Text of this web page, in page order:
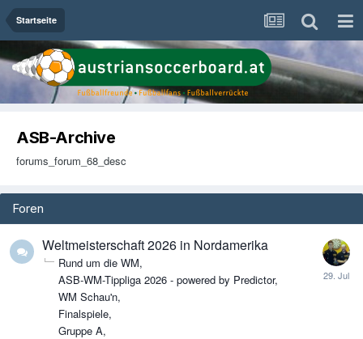
Startseite
ASB-Archive
forums_forum_68_desc
Foren
Weltmeisterschaft 2026 in Nordamerika
Rund um die WM
ASB-WM-Tippliga 2026 - powered by Predictor
WM Schau'n
Finalspiele
Gruppe A